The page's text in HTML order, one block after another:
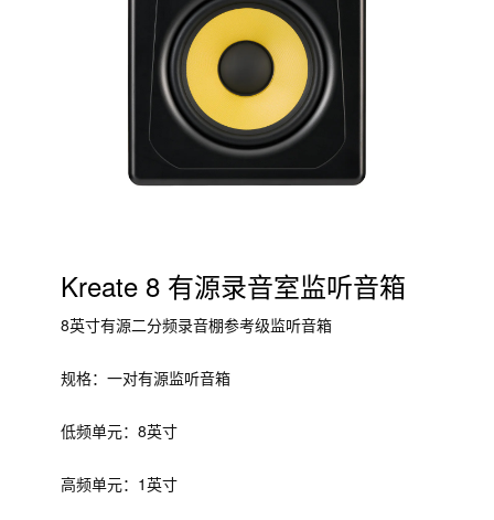
Kreate 8 有源录音室监听音箱
8英寸有源二分频录音棚参考级监听音箱
规格：一对有源监听音箱
低频单元：8英寸
高频单元：1英寸